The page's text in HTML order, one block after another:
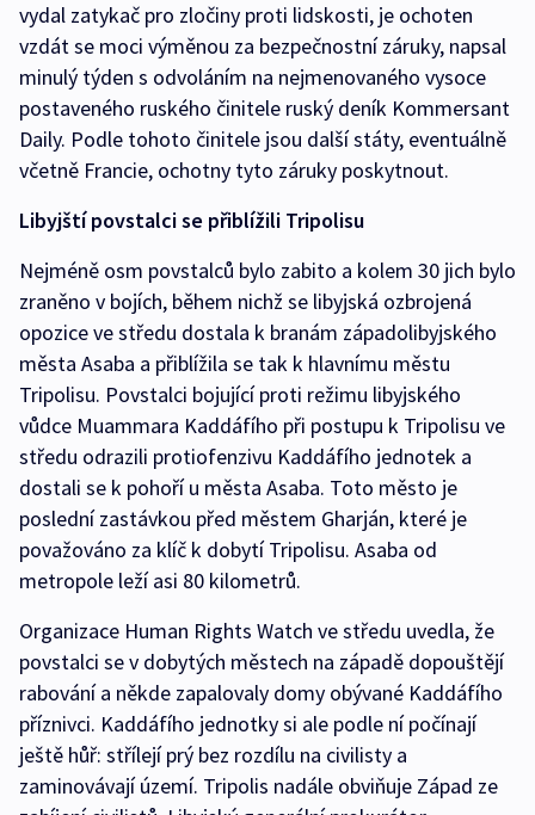
vydal zatykač pro zločiny proti lidskosti, je ochoten
vzdát se moci výměnou za bezpečnostní záruky, napsal
minulý týden s odvoláním na nejmenovaného vysoce
postaveného ruského činitele ruský deník Kommersant
Daily. Podle tohoto činitele jsou další státy, eventuálně
včetně Francie, ochotny tyto záruky poskytnout.
Libyjští povstalci se přiblížili Tripolisu
Nejméně osm povstalců bylo zabito a kolem 30 jich bylo
zraněno v bojích, během nichž se libyjská ozbrojená
opozice ve středu dostala k branám západolibyjského
města Asaba a přiblížila se tak k hlavnímu městu
Tripolisu. Povstalci bojující proti režimu libyjského
vůdce Muammara Kaddáfího při postupu k Tripolisu ve
středu odrazili protiofenzivu Kaddáfího jednotek a
dostali se k pohoří u města Asaba. Toto město je
poslední zastávkou před městem Gharján, které je
považováno za klíč k dobytí Tripolisu. Asaba od
metropole leží asi 80 kilometrů.
Organizace Human Rights Watch ve středu uvedla, že
povstalci se v dobytých městech na západě dopouštějí
rabování a někde zapalovaly domy obývané Kaddáfího
příznivci. Kaddáfího jednotky si ale podle ní počínají
ještě hůř: střílejí prý bez rozdílu na civilisty a
zaminovávají území. Tripolis nadále obviňuje Západ ze